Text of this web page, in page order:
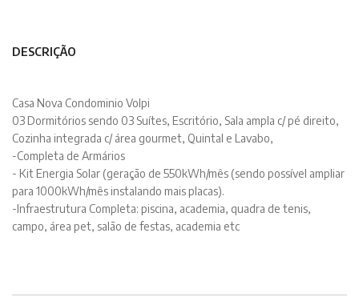
DESCRIÇÃO
Casa Nova Condominio Volpi
03 Dormitórios sendo 03 Suítes, Escritório, Sala ampla c/ pé direito,
Cozinha integrada c/ área gourmet, Quintal e Lavabo,
-Completa de Armários
- Kit Energia Solar (geração de 550kWh/mês (sendo possível ampliar
para 1000kWh/mês instalando mais placas).
-Infraestrutura Completa: piscina, academia, quadra de tenis,
campo, área pet, salão de festas, academia etc